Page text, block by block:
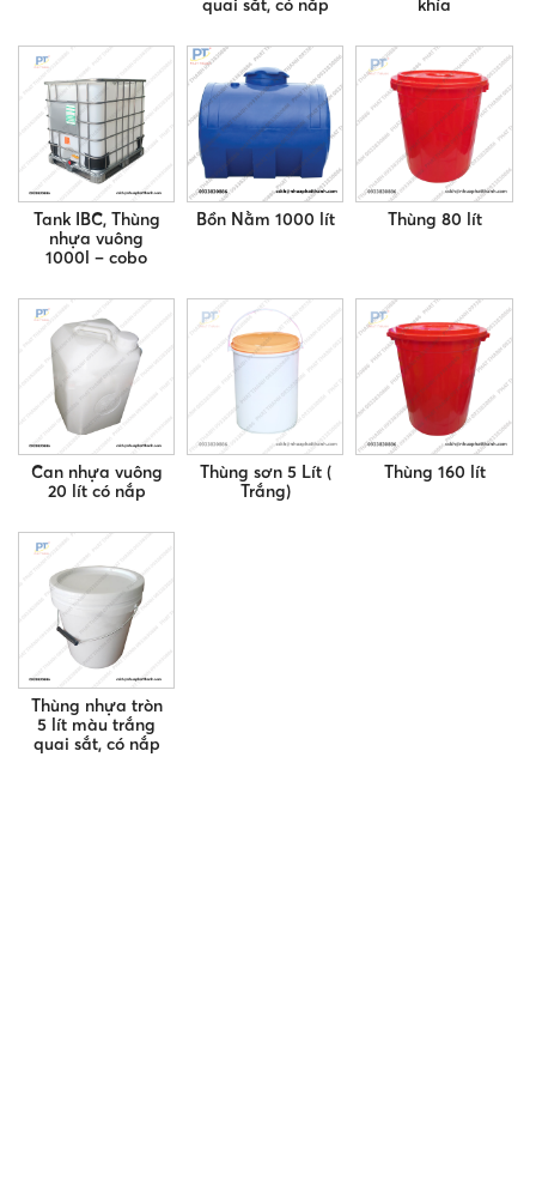
Tank IBC, Thùng
nhựa vuông
1000l – cobo
Bồn Nằm 1000 lít Thùng 80 lít
Can nhựa vuông
20 lít có nắp
Thùng sơn 5 Lít (
Trắng)
Thùng 160 lít
Thùng nhựa tròn
5 lít màu trắng
quai sắt, có nắp